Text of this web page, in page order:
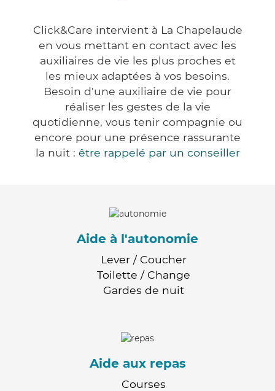
Click&Care intervient à La Chapelaude
en vous mettant en contact avec les
auxiliaires de vie les plus proches et
les mieux adaptées à vos besoins.
Besoin d'une auxiliaire de vie pour
réaliser les gestes de la vie
quotidienne, vous tenir compagnie ou
encore pour une présence rassurante
la nuit : être rappelé par un conseiller
Aide à l'autonomie
Lever / Coucher
Toilette / Change
Gardes de nuit
Aide aux repas
Courses